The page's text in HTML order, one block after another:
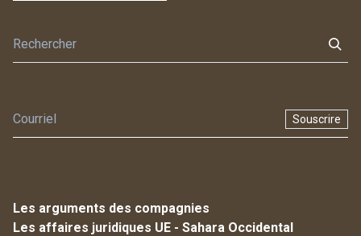
Souscrire
Les arguments des compagnies
Les affaires juridiques UE - Sahara Occidental